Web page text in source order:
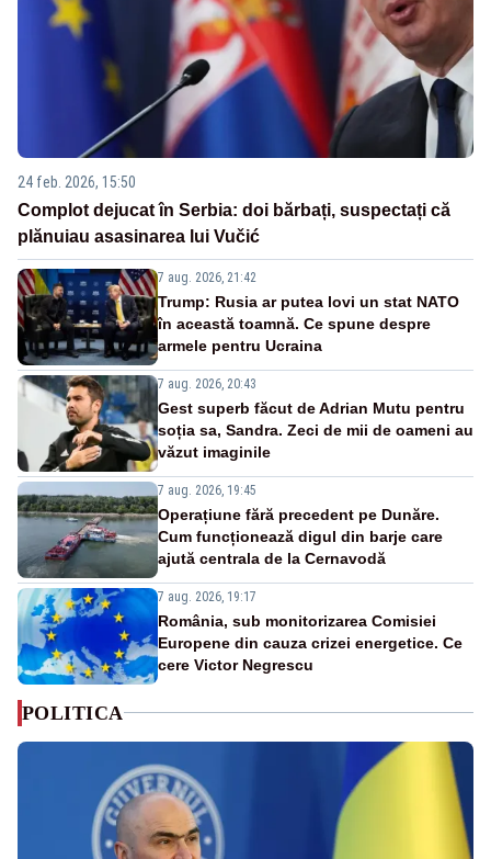
24 feb. 2026, 15:50
Complot dejucat în Serbia: doi bărbați, suspectați că
plănuiau asasinarea lui Vučić
7 aug. 2026, 21:42
Trump: Rusia ar putea lovi un stat NATO
în această toamnă. Ce spune despre
armele pentru Ucraina
7 aug. 2026, 20:43
Gest superb făcut de Adrian Mutu pentru
soția sa, Sandra. Zeci de mii de oameni au
văzut imaginile
7 aug. 2026, 19:45
Operațiune fără precedent pe Dunăre.
Cum funcționează digul din barje care
ajută centrala de la Cernavodă
7 aug. 2026, 19:17
România, sub monitorizarea Comisiei
Europene din cauza crizei energetice. Ce
cere Victor Negrescu
POLITICA